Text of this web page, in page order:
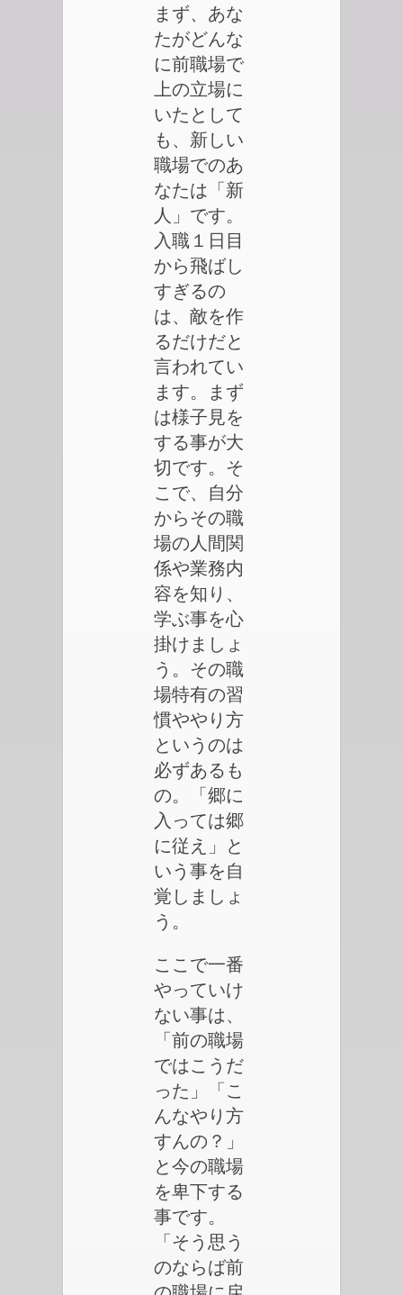
まず、あな
たがどんな
に前職場で
上の立場に
いたとして
も、新しい
職場でのあ
なたは「新
人」です。
入職１日目
から飛ばし
すぎるの
は、敵を作
るだけだと
言われてい
ます。まず
は様子見を
する事が大
切です。そ
こで、自分
からその職
場の人間関
係や業務内
容を知り、
学ぶ事を心
掛けましょ
う。その職
場特有の習
慣ややり方
というのは
必ずあるも
の。「郷に
入っては郷
に従え」と
いう事を自
覚しましょ
う。
ここで一番
やっていけ
ない事は、
「前の職場
ではこうだ
った」「こ
んなやり方
すんの？」
と今の職場
を卑下する
事です。
「そう思う
のならば前